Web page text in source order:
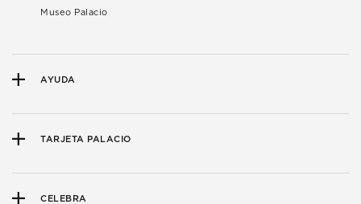
Museo Palacio
AYUDA
TARJETA PALACIO
CELEBRA